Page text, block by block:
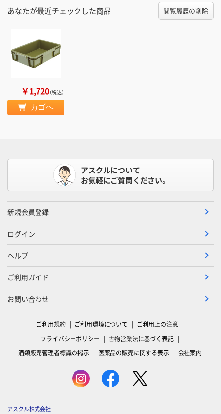
あなたが最近チェックした商品 閲覧履歴の削除
￥1,720（税込）
カゴへ
アスクルについて
お気軽にご質問ください。
新規会員登録
ログイン
ヘルプ
ご利用ガイド
お問い合わせ
ご利用規約 ご利用環境について
ご利用上の注意
プライバシーポリシー
古物営業法に基づく表記
酒類販売管理者標識の掲示
医薬品の販売に関する表示 会社案内
アスクル株式会社